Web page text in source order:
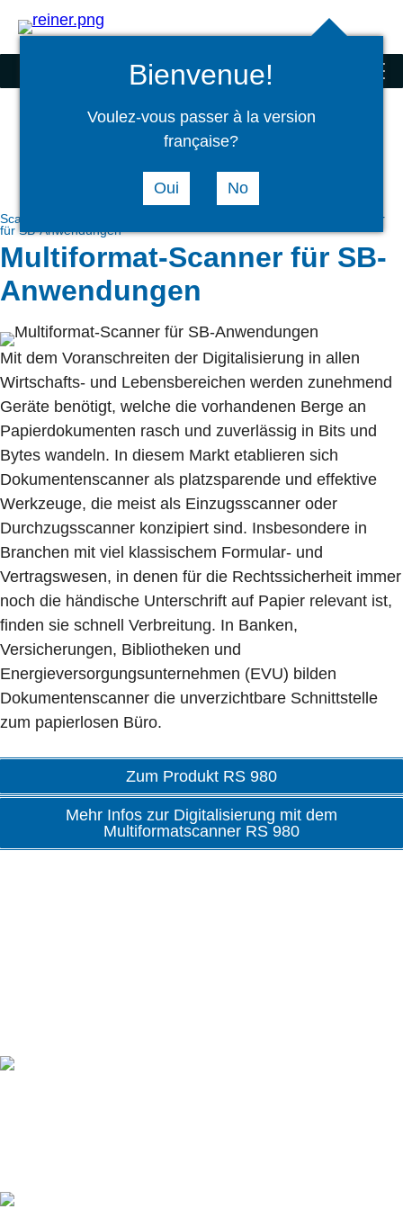
Suchenselect
language
menu
Scanner und Sonderprodukte
Scanner und Sonderprodukte
Multiformat-Scanner
für SB-Anwendungen
Multiformat-Scanner für SB-
Anwendungen
Mit dem Voranschreiten der Digitalisierung in allen
Wirtschafts- und Lebensbereichen werden zunehmend
Geräte benötigt, welche die vorhandenen Berge an
Papierdokumenten rasch und zuverlässig in Bits und
Bytes wandeln. In diesem Markt etablieren sich
Dokumentenscanner als platzsparende und effektive
Werkzeuge, die meist als Einzugsscanner oder
Durchzugsscanner konzipiert sind. Insbesondere in
Branchen mit viel klassischem Formular- und
Vertragswesen, in denen für die Rechtssicherheit immer
noch die händische Unterschrift auf Papier relevant ist,
finden sie schnell Verbreitung. In Banken,
Versicherungen, Bibliotheken und
Energieversorgungsunternehmen (EVU) bilden
Dokumentenscanner die unverzichtbare Schnittstelle
zum papierlosen Büro.
Zum Produkt RS 980
Mehr Infos zur Digitalisierung mit dem
Multiformatscanner RS 980
Bienvenue!
Voulez-vous passer à la version
française?
Oui No